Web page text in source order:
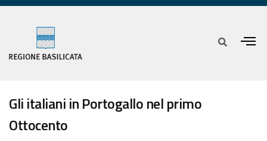
Gli italiani in Portogallo nel primo
Ottocento